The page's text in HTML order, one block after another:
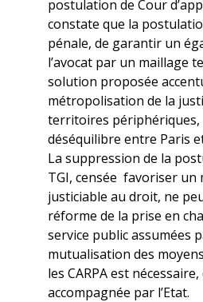
postulation de Cour
constate que la
pénale, de garantir un
l’avocat par un maillage
solution proposée
métropolisation de la
territoires périphériques,
déséquilibre entre Paris
La suppression de la
TGI, censée favoriser un
justiciable au droit, ne
réforme de la prise en
service public assumées
mutualisation des
les CARPA est
accompagnée par l’Etat.